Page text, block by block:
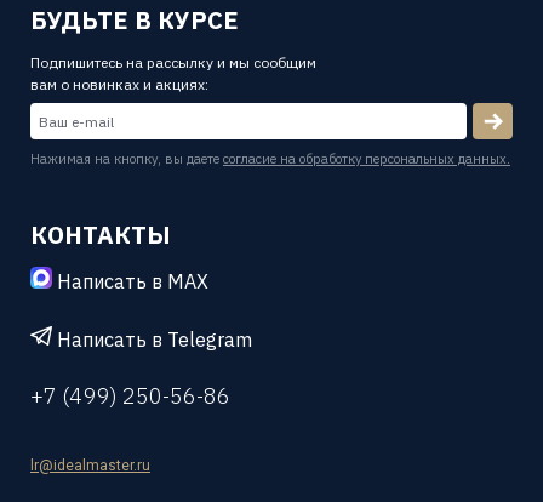
БУДЬТЕ В КУРСЕ
Подпишитесь на рассылку и мы сообщим
вам о новинках и акциях:
Нажимая на кнопку, вы даете согласие на обработку персональных данных.
КОНТАКТЫ
Написать в MAX
Написать в Telegram
+7 (499) 250-56-86
lr@idealmaster.ru